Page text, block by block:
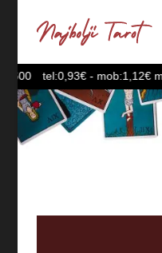
600 tel:0,93€ - mob:1,12€ min